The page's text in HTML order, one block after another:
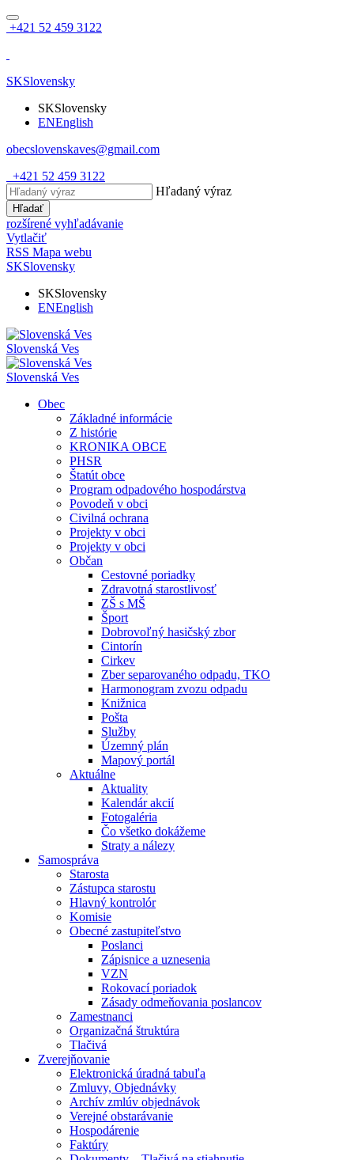
+421 52 459 3122
SKSlovensky
SKSlovensky
ENEnglish
obecslovenskaves@gmail.com
+421 52 459 3122
Hľadaný výraz
Hľadať
rozšírené vyhľadávanie
Vytlačiť
RSS Mapa webu
SKSlovensky
SKSlovensky
ENEnglish
Slovenská Ves
Slovenská Ves
Obec
Základné informácie
Z histórie
KRONIKA OBCE
PHSR
Štatút obce
Program odpadového hospodárstva
Povodeň v obci
Civilná ochrana
Projekty v obci
Projekty v obci
Občan
Cestovné poriadky
Zdravotná starostlivosť
ZŠ s MŠ
Šport
Dobrovoľný hasičský zbor
Cintorín
Cirkev
Zber separovaného odpadu, TKO
Harmonogram zvozu odpadu
Knižnica
Pošta
Služby
Územný plán
Mapový portál
Aktuálne
Aktuality
Kalendár akcií
Fotogaléria
Čo všetko dokážeme
Straty a nálezy
Samospráva
Starosta
Zástupca starostu
Hlavný kontrolór
Komisie
Obecné zastupiteľstvo
Poslanci
Zápisnice a uznesenia
VZN
Rokovací poriadok
Zásady odmeňovania poslancov
Zamestnanci
Organizačná štruktúra
Tlačivá
Zverejňovanie
Elektronická úradná tabuľa
Zmluvy, Objednávky
Archív zmlúv objednávok
Verejné obstarávanie
Hospodárenie
Faktúry